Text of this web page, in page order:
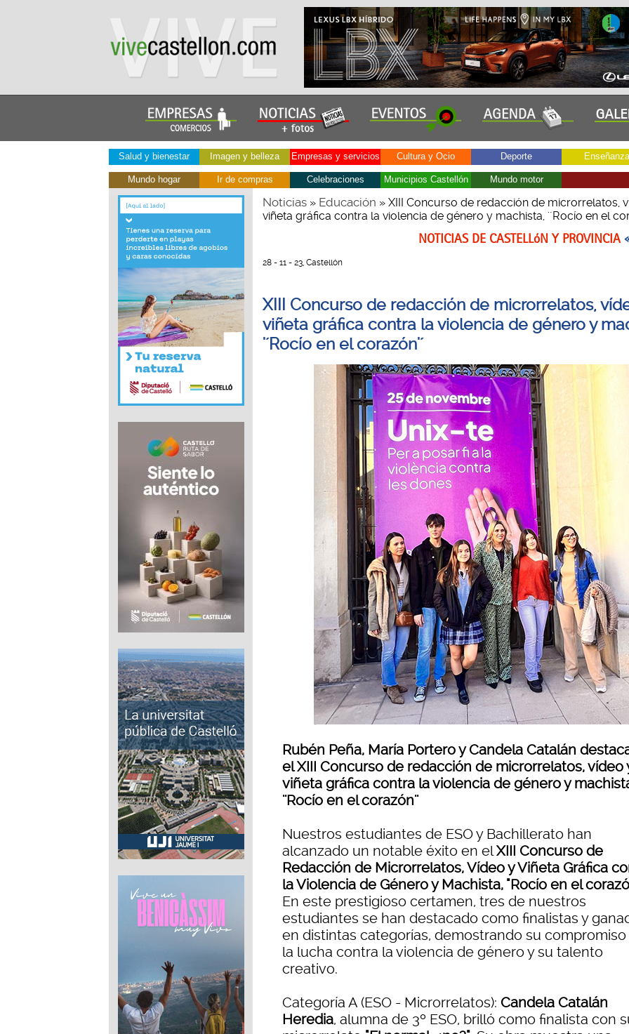
Salud y bienestar Imagen y belleza Empresas y servicios Cultura y Ocio Deporte Enseñanza
Mundo hogar Ir de compras Celebraciones Municipios Castellón Mundo motor
Noticias» Educación » XIII Concurso de redacción de microrrelatos,
viñeta gráfica contra la violencia de género y machista, '´Rocío en el
NOTICIAS DE CASTELLóN Y PROVINCIA
28 - 11 - 23, Castellón
XIII Concurso de redacción de microrrelatos,
viñeta gráfica contra la violencia de género y
'´Rocío en el corazón'´
Rubén Peña, María Portero y Candela Catalán
el XIII Concurso de redacción de microrrelatos, vídeo
viñeta gráfica contra la violencia de género y
''Rocío en el corazón''
Nuestros estudiantes de ESO y Bachillerato han
alcanzado un notable éxito en elXIII Concurso de
Redacción de Microrrelatos, Vídeo y Viñeta Gráfica
la Violencia de Género y Machista, "Rocío en el
En este prestigioso certamen, tres de nuestros
estudiantes se han destacado como finalistas y
en distintas categorías, demostrando su
la lucha contra la violencia de género y su talento
creativo.
Categoría A (ESO - Microrrelatos): Candela Catalán
Heredia, alumna de 3º ESO, brilló como finalista con